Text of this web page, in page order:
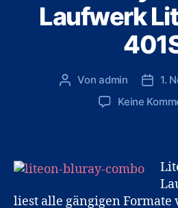
Laufwerk
Beitragsautor
Vonadmin
1.
Keine
liest alle gängigen Formate